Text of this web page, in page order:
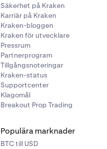
Säkerhet på Kraken
Karriär på Kraken
Kraken-bloggen
Kraken för utvecklare
Pressrum
Partnerprogram
Tillgångsnoteringar
Kraken-status
Supportcenter
Klagomål
Breakout Prop Trading
Populära marknader
BTC till USD